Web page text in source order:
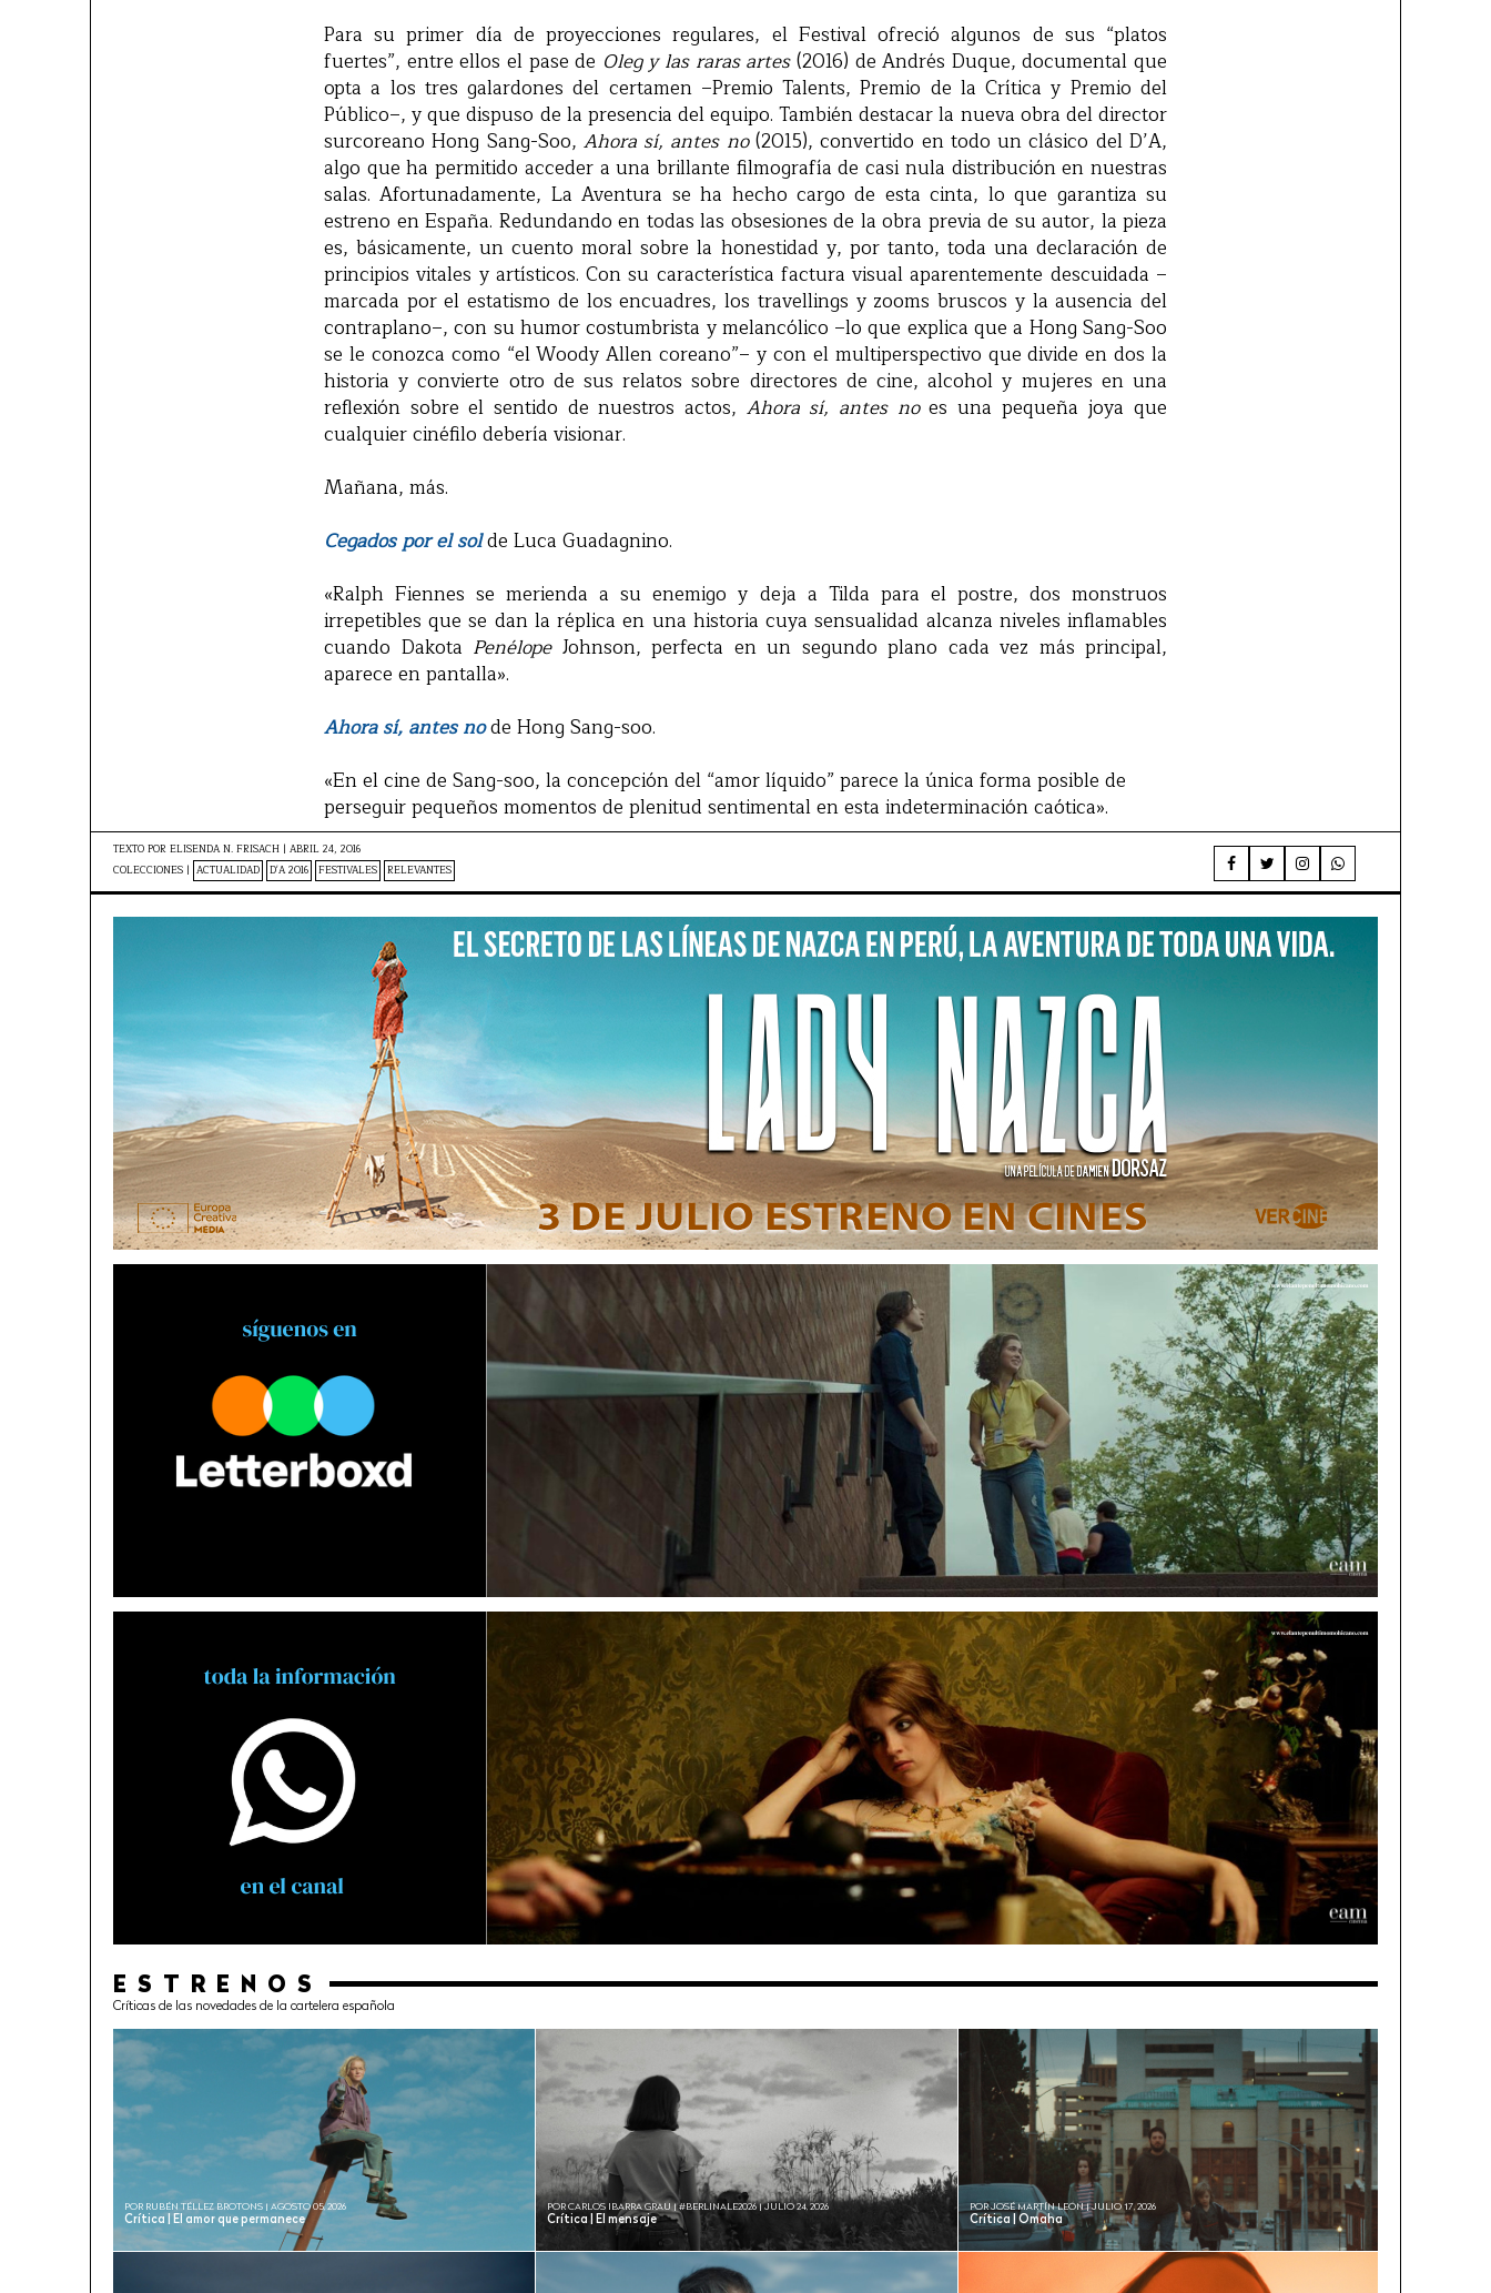
Para su primer día de proyecciones regulares, el Festival ofreció algunos de sus “platos
fuertes”, entre ellos el pase de Oleg y las raras artes(2016) de Andrés Duque, documental que
opta a los tres galardones del certamen –Premio Talents, Premio de la Crítica y Premio del
Público–, y que dispuso de la presencia del equipo. También destacar la nueva obra del director
surcoreano Hong Sang-Soo, Ahora sí, antes no(2015), convertido en todo un clásico del D’A,
algo que ha permitido acceder a una brillante filmografía de casi nula distribución en nuestras
salas. Afortunadamente, La Aventura se ha hecho cargo de esta cinta, lo que garantiza su
estreno en España. Redundando en todas las obsesiones de la obra previa de su autor, la pieza
es, básicamente, un cuento moral sobre la honestidad y, por tanto, toda una declaración de
principios vitales y artísticos. Con su característica factura visual aparentemente descuidada –
marcada por el estatismo de los encuadres, los travellings y zooms bruscos y la ausencia del
contraplano–, con su humor costumbrista y melancólico –lo que explica que a Hong Sang-Soo
se le conozca como “el Woody Allen coreano”– y con el multiperspectivo que divide en dos la
historia y convierte otro de sus relatos sobre directores de cine, alcohol y mujeres en una
reflexión sobre el sentido de nuestros actos, Ahora sí, antes noes una pequeña joya que
cualquier cinéfilo debería visionar.
Mañana, más.
Cegados por el solde Luca Guadagnino.
«Ralph Fiennes se merienda a su enemigo y deja a Tilda para el postre, dos monstruos
irrepetibles que se dan la réplica en una historia cuya sensualidad alcanza niveles inflamables
cuando Dakota PenélopeJohnson, perfecta en un segundo plano cada vez más principal,
aparece en pantalla».
Ahora sí, antes node Hong Sang-soo.
«En el cine de Sang-soo, la concepción del “amor líquido” parece la única forma posible de
perseguir pequeños momentos de plenitud sentimental en esta indeterminación caótica».
TEXTO POR ELISENDA N. FRISACH | ABRIL 24, 2016
COLECCIONES | ACTUALIDAD D'A 2016 FESTIVALES RELEVANTES
ESTRENOS
Críticas de las novedades de la cartelera española
Crítica | El amor que permanece
POR RUBÉN TÉLLEZ BROTONS | AGOSTO 05, 2026
Crítica | El mensaje
POR CARLOS IBARRA GRAU | #BERLINALE2026 | JULIO 24, 2026
Crítica | Omaha
POR JOSÉ MARTÍN LEÓN | JULIO 17, 2026